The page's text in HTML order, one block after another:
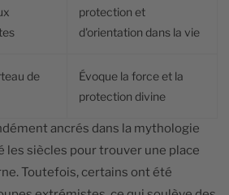
protection et
d'orientation dans la vie
de
Évoque la force et la
protection divine
ancrés dans la mythologie
les siècles pour trouver une place
Toutefois, certains ont été